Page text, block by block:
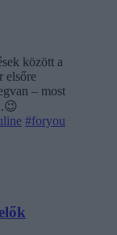
között a
elsőre
– most
#foryou